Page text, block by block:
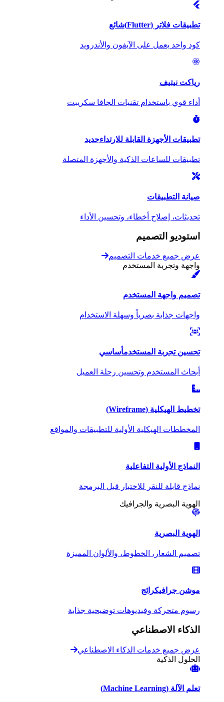
تطبيقات فلاتر (Flutter) شائع
كود واحد يعمل على الآيفون والأندرويد
رياكت نيتيف
أداء قوي باستخدام تقنيات الجافا سكريبت
تطبيقات الأجهزة القابلة للارتداءجديد
تطبيقات للساعات الذكية والأجهزة المتصلة
صيانة التطبيقات
تحديثات، إصلاح أخطاء، وتحسين الأداء
استوديو التصميم
عرض جميع خدمات التصميم
واجهة وتجربة المستخدم
تصميم واجهة المستخدم
واجهات جذابة بصرياً وسهلة الاستخدام
تحسين تجربة المستخدمأساسي
أبحاث المستخدم وتحسين رحلة العميل
تخطيط الهيكلية (Wireframe)
المخططات الهيكلية الأولية للتطبيقات والمواقع
النماذج الأولية التفاعلية
نماذج قابلة للنقر للاختبار قبل البرمجة
الهوية البصرية والجرافيك
الهوية البصرية
تصميم الشعار، الخطوط، والألوان المميزة
موشن جرافيكرائج
رسوم متحركة وفيديوهات توضيحية جذابة
الذكاء الاصطناعي
عرض جميع خدمات الذكاء الاصطناعي
الحلول الذكية
تعلم الآلة (Machine Learning)